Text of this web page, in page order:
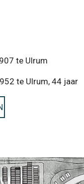
te Ulrum
te Ulrum, 44 jaar